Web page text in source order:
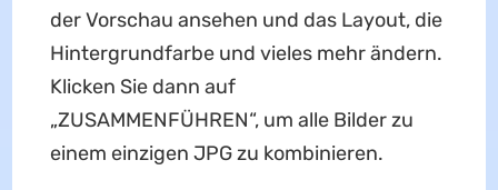
der Vorschau ansehen und das Layout, die
Hintergrundfarbe und vieles mehr ändern.
Klicken Sie dann auf
„ZUSAMMENFÜHREN“, um alle Bilder zu
einem einzigen JPG zu kombinieren.